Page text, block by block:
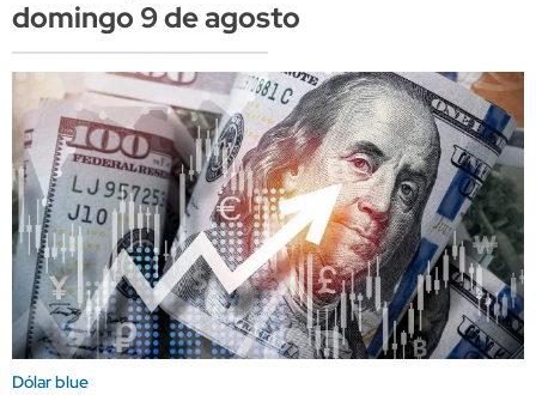
domingo 9 de agosto
Dólar blue